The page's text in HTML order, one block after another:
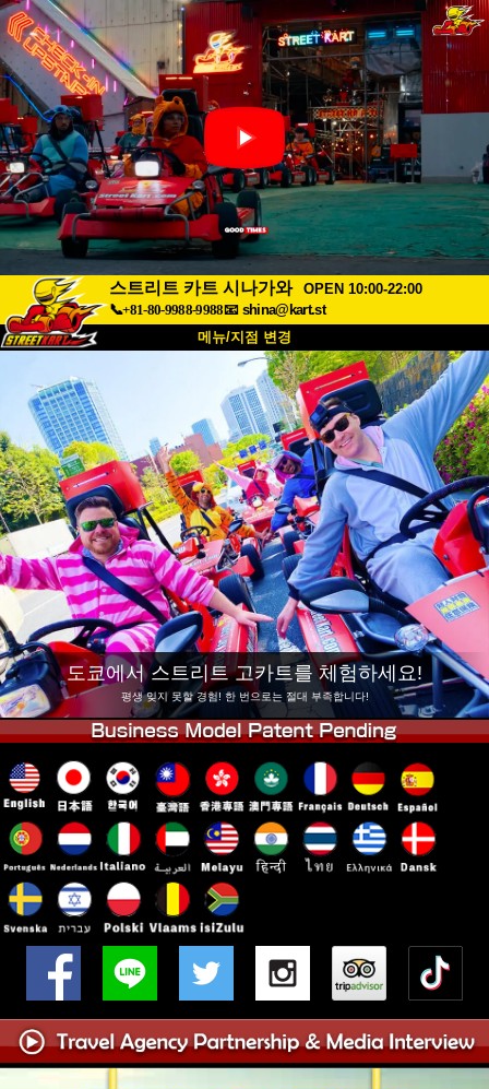
스트리트 카트 시나가와
OPEN 10:00-22:00
📞+81-80-9988-9988📧 shina@kart.st
메뉴/지점 변경
최상단
소개 사양 가격
접근성 고객 리뷰 자주 묻는 질문
회사 정보 예약
지점 변경
도쿄 시나가와 #1 도쿄 아키하바라#1
도쿄 아키하바라#2 도쿄 시부야
도쿄 시부야 애넥스 도쿄 베이
도쿄 아사쿠사 오사카
오키나와
도쿄에서 스트리트 고카트를 체험하세요!
평생 잊지 못할 경험! 한 번으로는 절대 부족합니다!